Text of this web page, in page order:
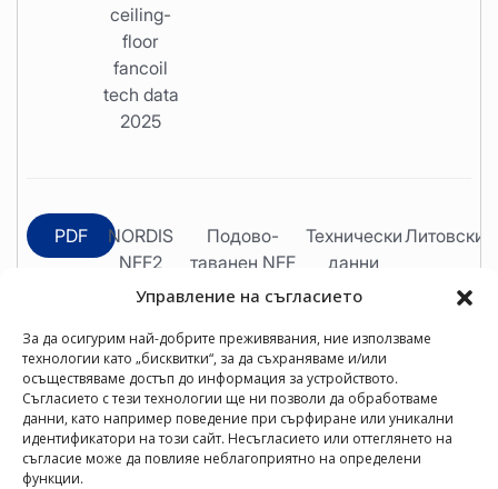
Управление на съгласието
За да осигурим най-добрите преживявания, ние използваме
технологии като „бисквитки“, за да съхраняваме и/или
осъществяваме достъп до информация за устройството.
Съгласието с тези технологии ще ни позволи да обработваме
данни, като например поведение при сърфиране или уникални
идентификатори на този сайт. Несъгласието или оттеглянето на
съгласие може да повлияе неблагоприятно на определени
функции.
ceiling-
floor
fancoil
tech data
2025
PDF
NORDIS
NFF2
techniniai
2025
Подово-
таванен NFF
Технически
данни
Литовски
PDF
NORDIS
Подово-
ТехническиПолски